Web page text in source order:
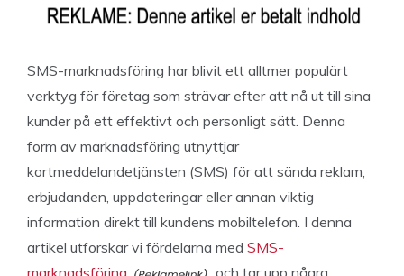
SMS-marknadsföring har blivit ett alltmer populärt
verktyg för företag som strävar efter att nå ut till sina
kunder på ett effektivt och personligt sätt. Denna
form av marknadsföring utnyttjar
kortmeddelandetjänsten (SMS) för att sända reklam,
erbjudanden, uppdateringar eller annan viktig
information direkt till kundens mobiltelefon. I denna
artikel utforskar vi fördelarna med SMS-
marknadsföring
och tar upp några